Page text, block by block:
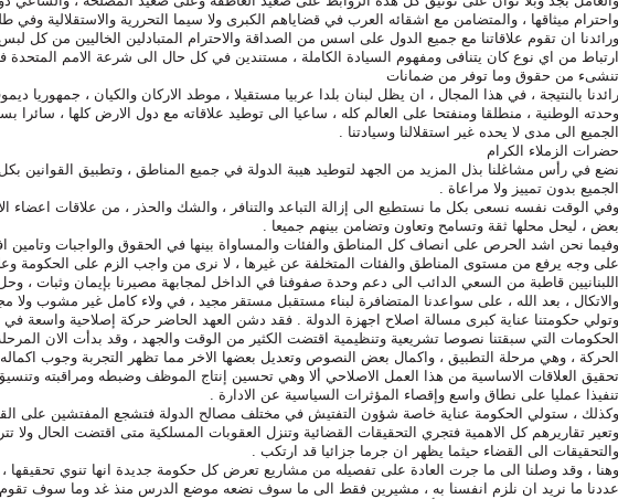
واحترام ميثاقها ، والمتضامن مع اشقائه العرب في قضاياهم الكبرى ولا سيما التحررية والاستقلالية وفي
ورائدنا ان تقوم علاقاتنا مع جميع الدول على اسس من الصداقة والاحترام المتبادلين الخاليين من كل
ارتباط من اي نوع كان يتنافى ومفهوم السيادة الكاملة ، مستندين في كل حال الى شرعة الامم المتحدة
تنشىء من حقوق وما توفر من ضمانات
رائدنا بالنتيجة ، في هذا المجال ، ان يظل لبنان بلدا عربيا مستقيلا ، موطد الاركان والكيان ، جمهوريا
وحدته الوطنية ، منطلقا ومنفتحا على العالم كله ، ساعيا الى توطيد علاقاته مع دول الارض كلها ، سائرا
الجميع الى مدى لا يحده غير استقلالنا وسيادتنا .
حضرات الزملاء الكرام
نضع في رأس مشاغلنا بذل المزيد من الجهد لتوطيد هيبة الدولة في جميع المناطق ، وتطبيق القوانين
الجميع بدون تمييز ولا مراعاة .
وفي الوقت نفسه نسعى بكل ما نستطيع الى إزالة التباعد والتنافر ، والشك والحذر ، من علاقات اعضاء
بعض ، ليحل محلها ثقة وتسامح وتعاون وتضامن بينهم جميعا .
وفيما نحن اشد الحرص على انصاف كل المناطق والفئات والمساواة بينها في الحقوق والواجبات وتامين
على وجه يرفع من مستوى المناطق والفئات المتخلفة عن غيرها ، لا نرى من واجب الزم على الحكومة
اللبنانيين قاطبة من السعي الدائب الى دعم وحدة صفوفنا في الداخل لمجابهة مصيرنا بإيمان وثبات ، وحل
والاتكال ، بعد الله ، على سواعدنا المتضافرة لبناء مستقبل مستقر مجيد ، في ولاء كامل غير مشوب ولا
وتولي حكومتنا عناية كبرى مسالة اصلاح اجهزة الدولة . فقد دشن العهد الحاضر حركة إصلاحية واسعة
الحكومات التي سبقتنا نصوصا تشريعية وتنظيمية اقتضت الكثير من الوقت والجهد ، وقد بدأت الان
الحركة ، وهي مرحلة التطبيق ، واكمال بعض النصوص وتعديل بعضها الاخر مما تظهر التجربة وجوب اكماله
تحقيق العلاقات الاساسية من هذا العمل الاصلاحي ألا وهي تحسين إنتاج الموظف وضبطه ومراقبته وتنسيق
تنفيذا عمليا على نطاق واسع وإقصاء المؤثرات السياسية عن الادارة .
وكذلك ، ستولي الحكومة عناية خاصة شؤون التفتيش في مختلف مصالح الدولة فتشجع المفتشين على
وتعير تقاريرهم كل الاهمية فتجري التحقيقات القضائية وتنزل العقوبات المسلكية متى اقتضت الحال ولا
والتحقيقات الى القضاء حيثما يظهر ان جرما جزائيا قد ارتكب .
وهنا ، وقد وصلنا الى ما جرت العادة على تفصيله من مشاريع تعرض كل حكومة جديدة انها تنوي تحقيقها
عددنا ما نريد ان نلزم انفسنا به ، مشيرين فقط الى ما سوف نضعه موضع الدرس منذ غد وما سوف تقوم